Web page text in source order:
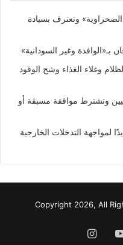
الصحراوية» وتعترف بسيادة
وغير السودانية»
وغلاء الغذاء وشح الوقود
وتشترط موافقة مسبقة أو
لمواجهة التدخلات الخارجية
يوتيوبانستقرام